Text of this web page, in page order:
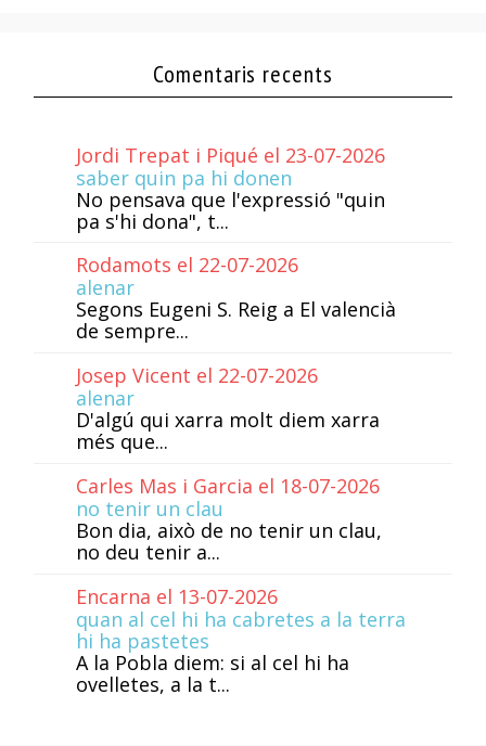
Comentaris recents
Jordi Trepat i Piqué el 23-07-2026
saber quin pa hi donen
No pensava que l'expressió "quin
pa s'hi dona", t...
Rodamots el 22-07-2026
alenar
Segons Eugeni S. Reig a El valencià
de sempre...
Josep Vicent el 22-07-2026
alenar
D'algú qui xarra molt diem xarra
més que...
Carles Mas i Garcia el 18-07-2026
no tenir un clau
Bon dia, això de no tenir un clau,
no deu tenir a...
Encarna el 13-07-2026
quan al cel hi ha cabretes a la terra
hi ha pastetes
A la Pobla diem: si al cel hi ha
ovelletes, a la t...